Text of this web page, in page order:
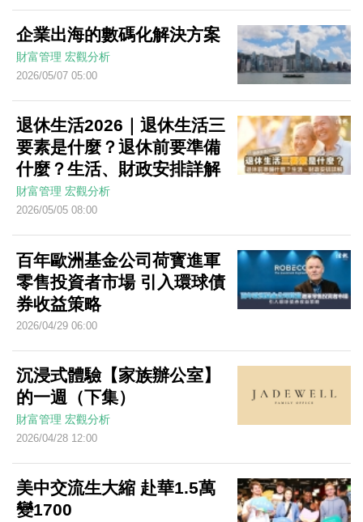
企業出海的數碼化解決方案
財富管理 宏觀分析
2026/05/07 05:00
退休生活2026｜退休生活三
要素是什麼？退休前要準備
什麼？生活、財政安排詳解
財富管理 宏觀分析
2026/05/05 08:00
百年歐洲基金公司荷寳進軍
零售投資者市場 引入環球債
券收益策略
2026/04/29 06:00
沉浸式體驗【家族辦公室】
的一週（下集）
財富管理 宏觀分析
2026/04/28 12:00
美中交流生大縮 赴華1.5萬
變1700